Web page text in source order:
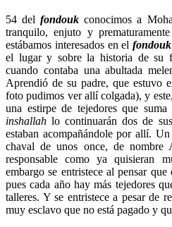
54 delfondouk conocimos a
tranquilo, enjuto y
estábamos interesados en elfondouk
el lugar y sobre la historia de su
cuando contaba una abultada
Aprendió de su padre, que estuvo
foto pudimos ver allí colgada), y
una estirpe de tejedores que
inshallah lo continuarán dos de
estaban acompañándole por allí.
chaval de unos once, de nombre
responsable como ya quisieran
embargo se entristece al pensar
pues cada año hay más tejedores
talleres. Y se entristece a pesar de
muy esclavo que no está pagado y